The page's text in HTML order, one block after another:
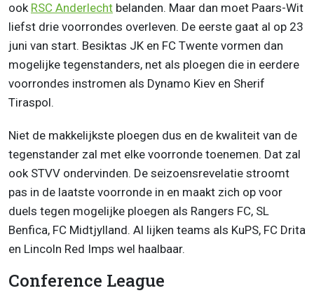
ook RSC Anderlecht belanden. Maar dan moet Paars-Wit
liefst drie voorrondes overleven. De eerste gaat al op 23
juni van start. Besiktas JK en FC Twente vormen dan
mogelijke tegenstanders, net als ploegen die in eerdere
voorrondes instromen als Dynamo Kiev en Sherif
Tiraspol.
Niet de makkelijkste ploegen dus en de kwaliteit van de
tegenstander zal met elke voorronde toenemen. Dat zal
ook STVV ondervinden. De seizoensrevelatie stroomt
pas in de laatste voorronde in en maakt zich op voor
duels tegen mogelijke ploegen als Rangers FC, SL
Benfica, FC Midtjylland. Al lijken teams als KuPS, FC Drita
en Lincoln Red Imps wel haalbaar.
Conference League